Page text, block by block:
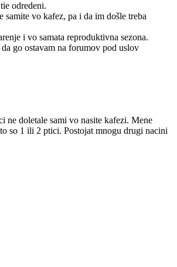
odredeni.
samite vo kafez, pa i da im došle treba
i vo samata reproduktivna sezona.
go ostavam na forumov pod uslov
ne doletale sami vo nasite kafezi. Mene
so 1 ili 2 ptici. Postojat mnogu drugi nacini